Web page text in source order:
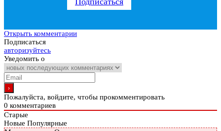
Открыть комментарии
Подписаться
авторизуйтесь
Уведомить о
Пожалуйста, войдите, чтобы прокомментировать
0 комментариев
Старые
Новые Популярные